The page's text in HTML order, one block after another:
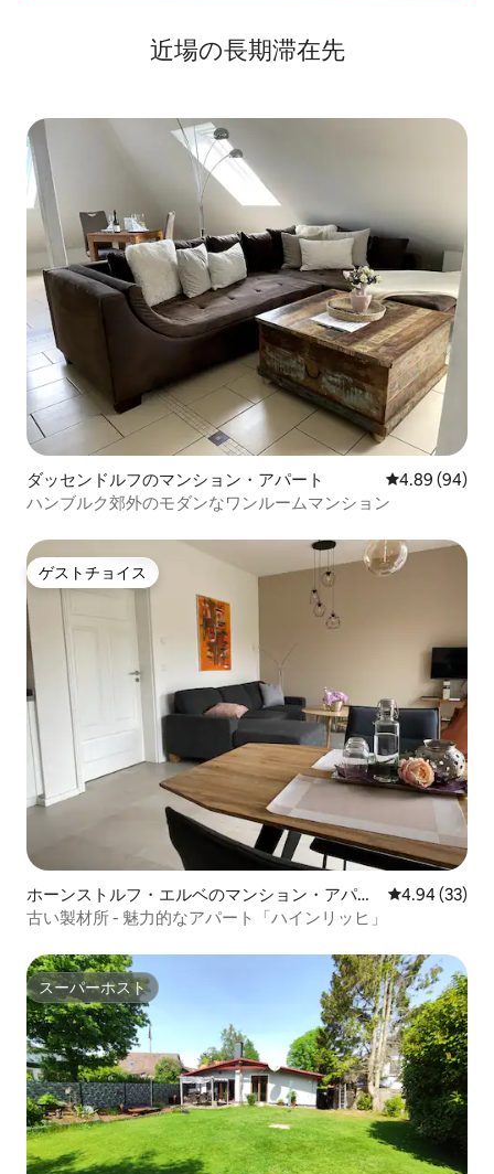
近場の長期滞在先
ダッセンドルフのマンション・アパート レビュー94件
4.89 (94)
ハンブルク郊外のモダンなワンルームマンション
ゲストチョイス
ゲストチョイス
ホーンストルフ・エルベのマンション・アパー
ト
レビュー33
4.94 (33)
古い製材所 - 魅力的なアパート「ハインリッヒ」
スーパーホスト
スーパーホスト